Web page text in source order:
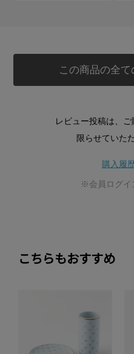
この商品の全
レビュー投稿は、
限らせていた
購入履
※会員ログイ
こちらもおすすめ